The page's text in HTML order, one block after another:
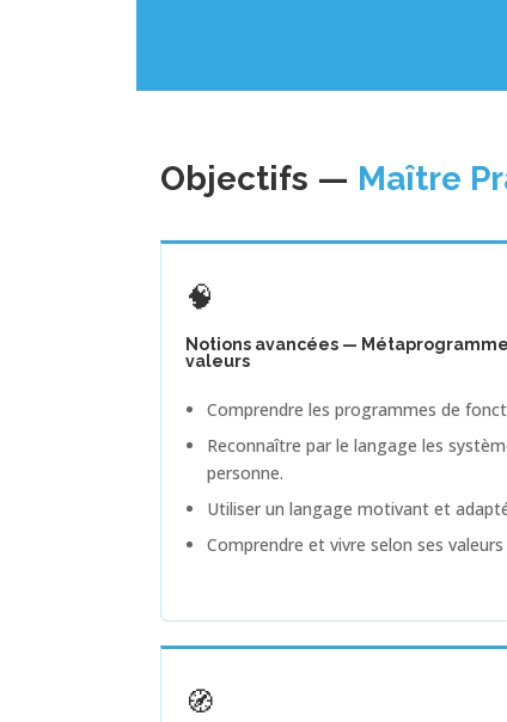
Objectifs — Maître
🧠
Notions avancées —
valeurs
Comprendre les programmes de
Reconnaître par le langage les
personne.
Utiliser un langage motivant et
Comprendre et vivre selon ses
🧭